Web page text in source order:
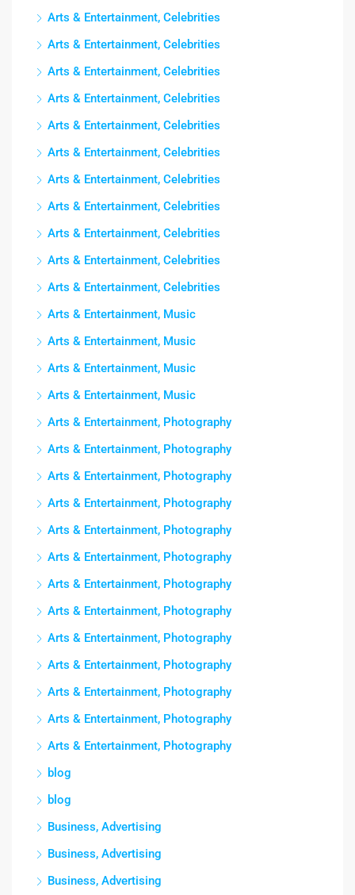
Arts & Entertainment, Celebrities
Arts & Entertainment, Celebrities
Arts & Entertainment, Celebrities
Arts & Entertainment, Celebrities
Arts & Entertainment, Celebrities
Arts & Entertainment, Celebrities
Arts & Entertainment, Celebrities
Arts & Entertainment, Celebrities
Arts & Entertainment, Celebrities
Arts & Entertainment, Celebrities
Arts & Entertainment, Celebrities
Arts & Entertainment, Music
Arts & Entertainment, Music
Arts & Entertainment, Music
Arts & Entertainment, Music
Arts & Entertainment, Photography
Arts & Entertainment, Photography
Arts & Entertainment, Photography
Arts & Entertainment, Photography
Arts & Entertainment, Photography
Arts & Entertainment, Photography
Arts & Entertainment, Photography
Arts & Entertainment, Photography
Arts & Entertainment, Photography
Arts & Entertainment, Photography
Arts & Entertainment, Photography
Arts & Entertainment, Photography
Arts & Entertainment, Photography
blog
blog
Business, Advertising
Business, Advertising
Business, Advertising